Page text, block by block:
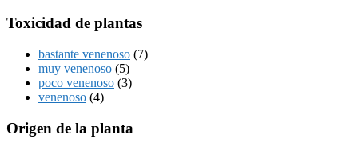
Toxicidad de plantas
bastante venenoso (7)
muy venenoso (5)
poco venenoso (3)
venenoso (4)
Origen de la planta